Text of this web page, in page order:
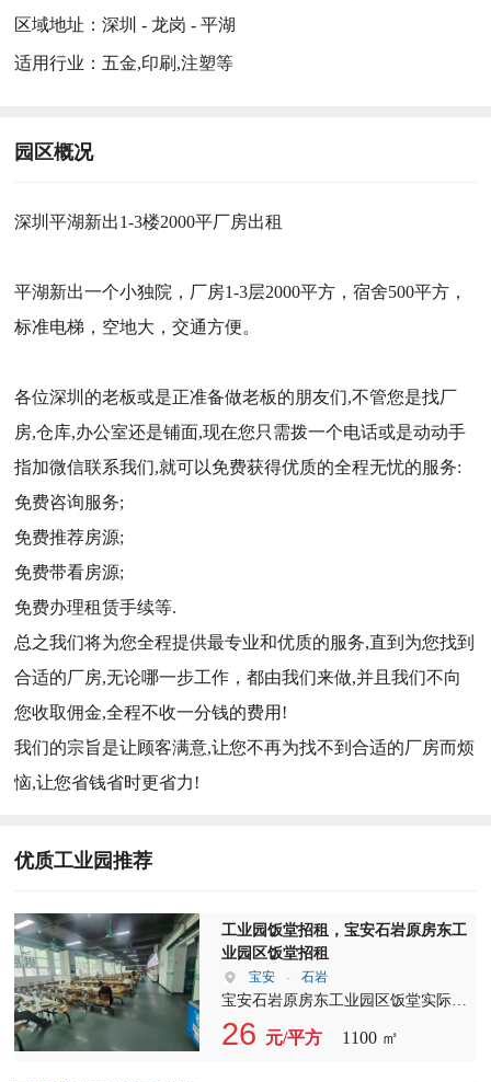
区域地址：深圳 - 龙岗 - 平湖
适用行业： 五金,印刷,注塑等
园区概况
深圳平湖新出1-3楼2000平厂房出租
平湖新出一个小独院，厂房1-3层2000平方，宿舍500平方，
标准电梯，空地大，交通方便。
各位深圳的老板或是正准备做老板的朋友们,不管您是找厂
房,仓库,办公室还是铺面,现在您只需拨一个电话或是动动手
指加微信联系我们,就可以免费获得优质的全程无忧的服务:
免费咨询服务;
免费推荐房源;
免费带看房源;
免费办理租赁手续等.
总之我们将为您全程提供最专业和优质的服务,直到为您找到
合适的厂房,无论哪一步工作，都由我们来做,并且我们不向
您收取佣金,全程不收一分钱的费用!
我们的宗旨是让顾客满意,让您不再为找不到合适的厂房而烦
恼,让您省钱省时更省力!
优质工业园推荐
工业园饭堂招租，宝安石岩原房东工
业园区饭堂招租
宝安 - 石岩
宝安石岩原房东工业园区饭堂实际面
积1100平招租，园区建筑面积17万多
方，园区现有员工人数3000多，带便
26 元/平方 1100 ㎡